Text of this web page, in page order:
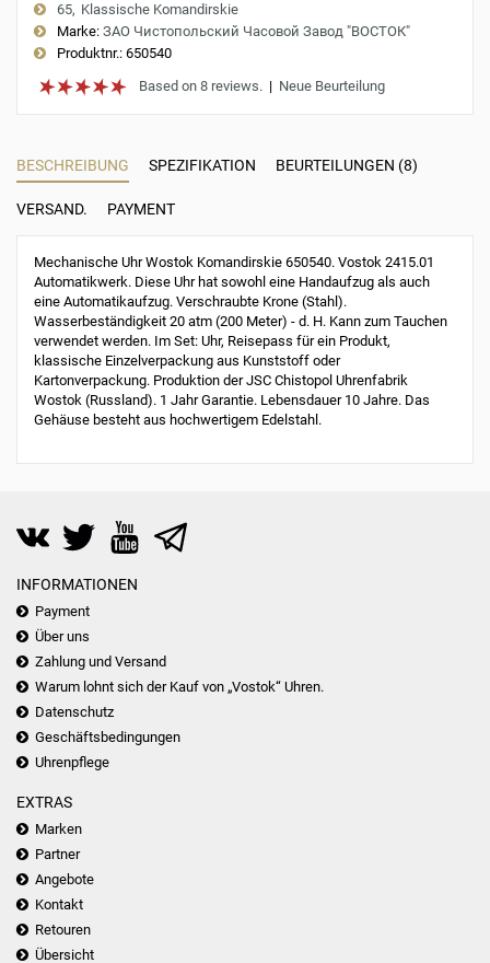
65 Klassische Komandirskie
Marke: ЗАО Чистопольский Часовой Завод "ВОСТОК"
Produktnr.: 650540
Based on 8 reviews. | Neue Beurteilung
BESCHREIBUNG SPEZIFIKATION BEURTEILUNGEN (8)
VERSAND. PAYMENT
Mechanische Uhr Wostok Komandirskie 650540. Vostok 2415.01
Automatikwerk. Diese Uhr hat sowohl eine Handaufzug als auch
eine Automatikaufzug. Verschraubte Krone (Stahl).
Wasserbeständigkeit 20 atm (200 Meter) - d. H. Kann zum Tauchen
verwendet werden. Im Set: Uhr, Reisepass für ein Produkt,
klassische Einzelverpackung aus Kunststoff oder
Kartonverpackung. Produktion der JSC Chistopol Uhrenfabrik
Wostok (Russland). 1 Jahr Garantie. Lebensdauer 10 Jahre. Das
Gehäuse besteht aus hochwertigem Edelstahl.
INFORMATIONEN
Payment
Über uns
Zahlung und Versand
Warum lohnt sich der Kauf von „Vostok“ Uhren.
Datenschutz
Geschäftsbedingungen
Uhrenpflege
EXTRAS
Marken
Partner
Angebote
Kontakt
Retouren
Übersicht